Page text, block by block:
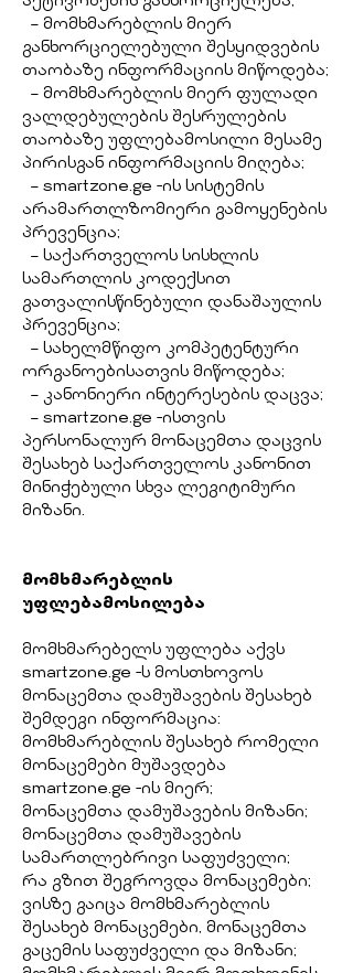
– მომხმარებლის მიერ
განხორციელებული შესყიდვების
თაობაზე ინფორმაციის მიწოდება;
– მომხმარებლის მიერ ფულადი
ვალდებულების შესრულების
თაობაზე უფლებამოსილი მესამე
პირისგან ინფორმაციის მიღება;
– smartzone.ge -ის სისტემის
არამართლზომიერი გამოყენების
პრევენცია;
– საქართველოს სისხლის
სამართლის კოდექსით
გათვალისწინებული დანაშაულის
პრევენცია;
– სახელმწიფო კომპეტენტური
ორგანოებისათვის მიწოდება;
– კანონიერი ინტერესების დაცვა;
– smartzone.ge -ისთვის
პერსონალურ მონაცემთა დაცვის
შესახებ საქართველოს კანონით
მინიჭებული სხვა ლეგიტიმური
მიზანი.
მომხმარებლის
უფლებამოსილება
მომხმარებელს უფლება აქვს
smartzone.ge -ს მოსთხოვოს
მონაცემთა დამუშავების შესახებ
შემდეგი ინფორმაცია:
მომხმარებლის შესახებ რომელი
მონაცემები მუშავდება
smartzone.ge -ის მიერ;
მონაცემთა დამუშავების მიზანი;
მონაცემთა დამუშავების
სამართლებრივი საფუძველი;
რა გზით შეგროვდა მონაცემები;
ვისზე გაიცა მომხმარებლის
შესახებ მონაცემები, მონაცემთა
გაცემის საფუძველი და მიზანი;